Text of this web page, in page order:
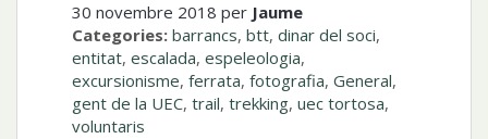
30 novembre 2018 per Jaume
Categories: barrancs, btt, dinar del soci,
entitat, escalada, espeleologia,
excursionisme, ferrata, fotografia, General,
gent de la UEC, trail, trekking, uec tortosa,
voluntaris